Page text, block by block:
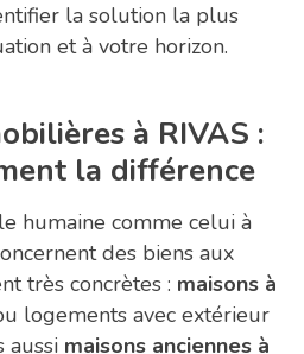
la solution la plus
et à votre horizon.
à RIVAS :
la différence
humaine comme celui à
des biens aux
très concrètes : maisons à
logements avec extérieur
aussi maisons anciennes à